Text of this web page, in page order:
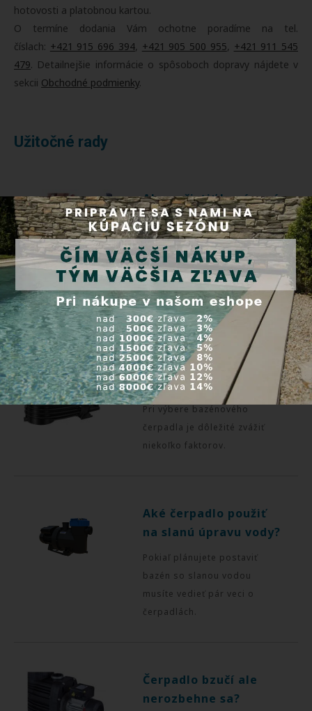
hotovosti a platobnou kartou.
O termíne dodania Vám ochotne poradíme na tel.
číslach: +421 915 696 394, +421 905 500 955, +421 911 545
479. Detailnejšie informácie o spôsoboch dopravy nájdete v
sekcii Obchodné podmienky.
Užitočné rady
Ako vyčistiť bazénové
čerpadlo?
Najčastejšími príčinami
zníženého výkonu čerpadla sú
zanesený košík či upchatá
vrtuľa čerpadla.
Ako vybrať bazénové
čerpadlo?
Pri výbere bazénového
čerpadla je dôležité zvážiť
niekoľko faktorov.
Aké čerpadlo použiť
na slanú úpravu vody?
Pokiaľ plánujete postaviť
bazén so slanou vodou
musíte vedieť pár veci o
čerpadlách.
Čerpadlo bzučí ale
nerozbehne sa?